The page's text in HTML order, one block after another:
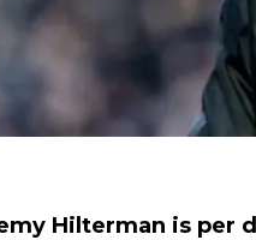
Hilterman is